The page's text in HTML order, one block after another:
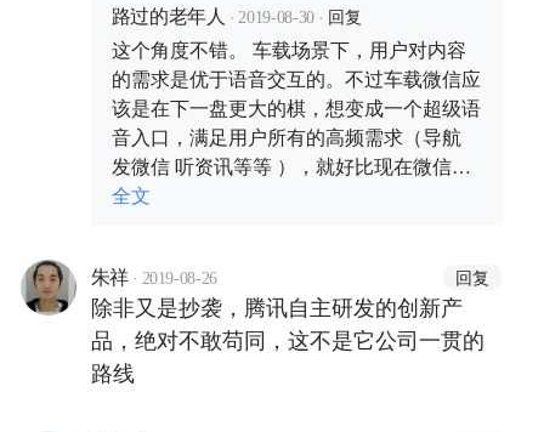
理解语音语义的地位，到来的第一波
颠覆应该是互联网音频抢占传统收音
机份额，就像在线视频抢占电视份额
一样。
路过的老年人 · 2019-08-30 · 回复
这个角度不错。 车载场景下，用户对内容
的需求是优于语音交互的。不过车载微信应
该是在下一盘更大的棋，想变成一个超级语
音入口，满足用户所有的高频需求（导航
发微信 听资讯等等 ），就好比现在微信发
力小程序之后 成为手机端的超级入口
全文
朱祥 · 2019-08-26 回复
除非又是抄袭，腾讯自主研发的创新产
品，绝对不敢苟同，这不是它公司一贯的
路线